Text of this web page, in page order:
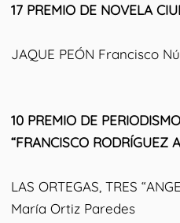
17 PREMIO DE NOVELA
JAQUE PEÓN Francisco
10 PREMIO DE
“FRANCISCO RODRÍGUEZ
LAS ORTEGAS, TRES
María Ortiz Paredes